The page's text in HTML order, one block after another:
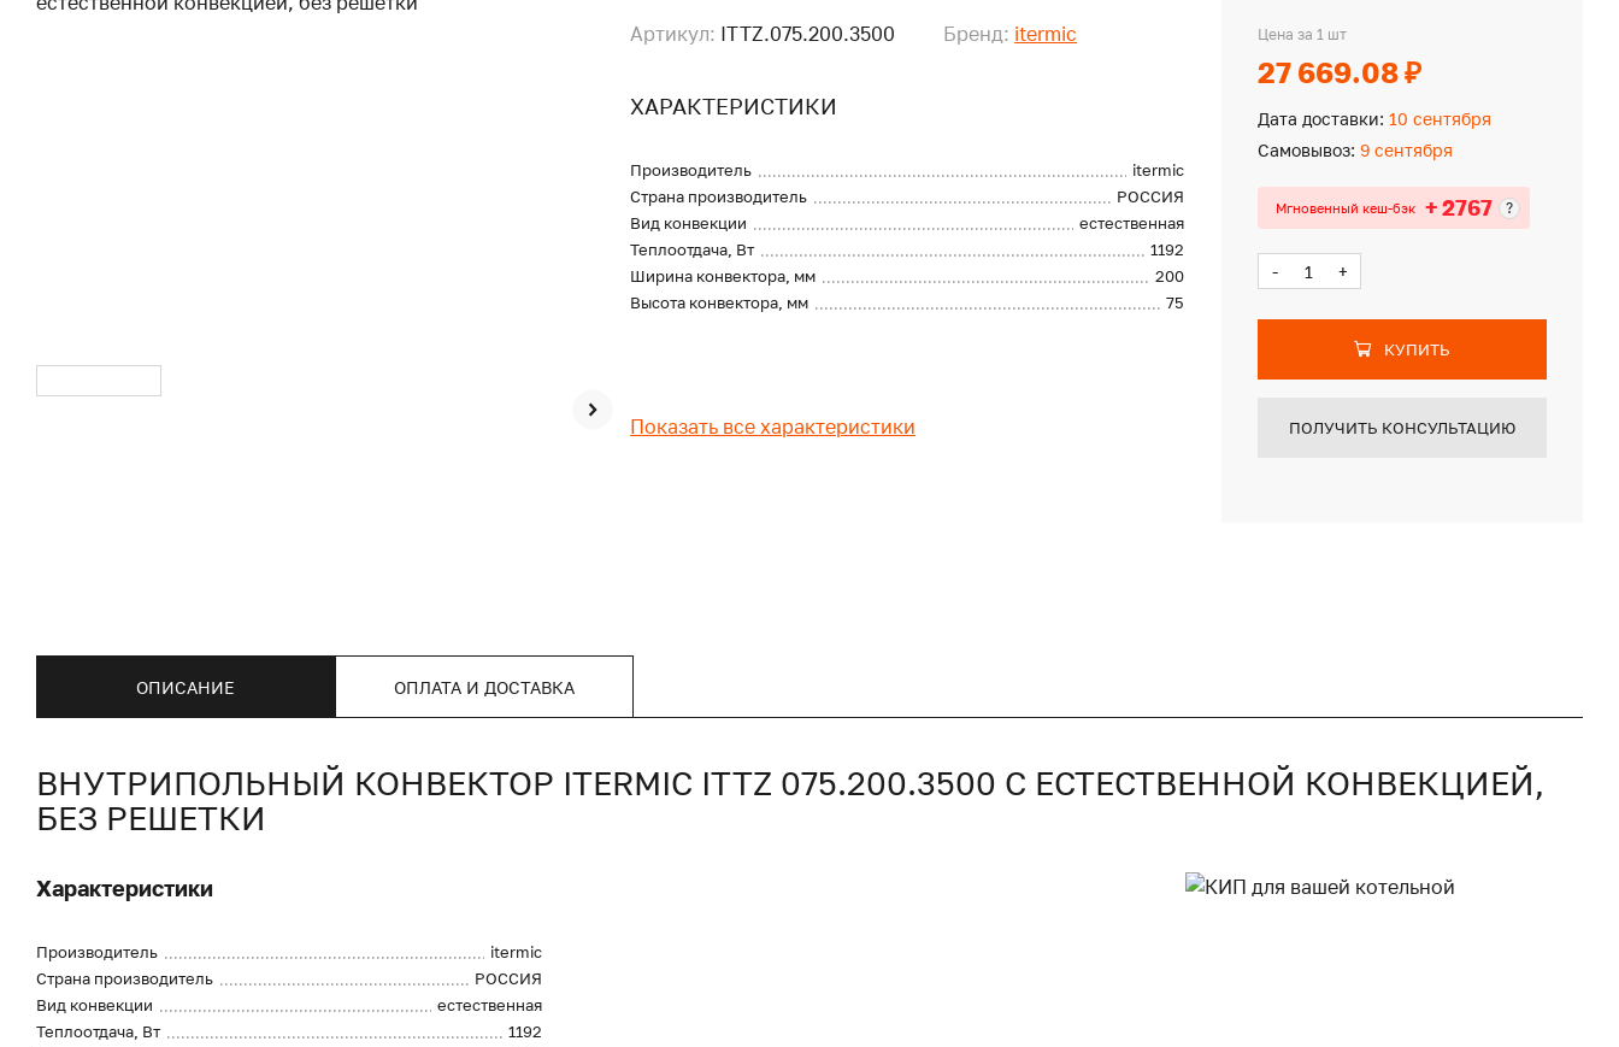
Артикул: ITTZ.075.200.3500 Бренд: itermic
ХАРАКТЕРИСТИКИ
Производитель
itermic
Страна производитель
РОССИЯ
Вид конвекции
естественная
Теплоотдача, Вт
1192
Ширина конвектора, мм
200
Высота конвектора, мм
75
Показать все характеристики
Цена за 1 шт
27 669.08 ₽
Дата доставки: 10 сентября
Самовывоз: 9 сентября
Мгновенный кеш-бэк + 2767 ?
- +
КУПИТЬ
ПОЛУЧИТЬ КОНСУЛЬТАЦИЮ
ОПИСАНИЕ ОПЛАТА И ДОСТАВКА
ВНУТРИПОЛЬНЫЙ КОНВЕКТОР ITERMIC ITTZ 075.200.3500 С ЕСТЕСТВЕННОЙ КОНВЕКЦИЕЙ,
БЕЗ РЕШЕТКИ
Характеристики
Производитель
itermic
Страна производитель
РОССИЯ
Вид конвекции
естественная
Теплоотдача, Вт
1192